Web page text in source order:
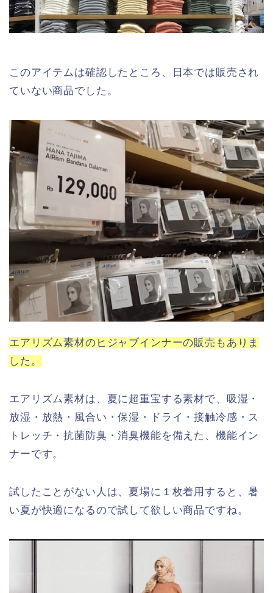
このアイテムは確認したところ、日本では販売され
ていない商品でした。
エアリズム素材のヒジャブインナーの販売もありま
した。
エアリズム素材は、夏に超重宝する素材で、吸湿・
放湿・放熱・風合い・保湿・ドライ・接触冷感・ス
トレッチ・抗菌防臭・消臭機能を備えた、機能イン
ナーです。
試したことがない人は、夏場に１枚着用すると、暑
い夏が快適になるので試して欲しい商品ですね。